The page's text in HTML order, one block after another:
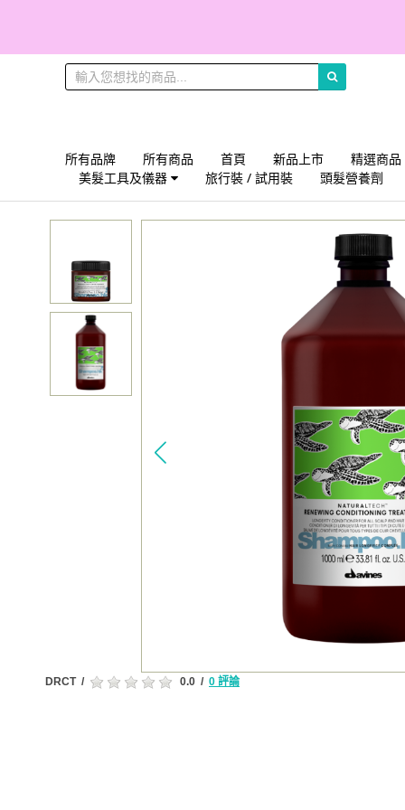
所有品牌 所有商品 首頁 新品上市
精選商品
美髮工具及儀器
旅行裝 / 試用裝 頭髮營養劑
DRCT/ 0.0 / 0 評論